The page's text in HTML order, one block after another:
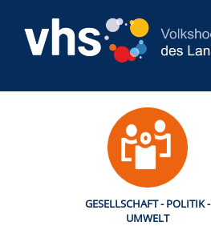
GESELLSCHAFT - POLITIK -
UMWELT